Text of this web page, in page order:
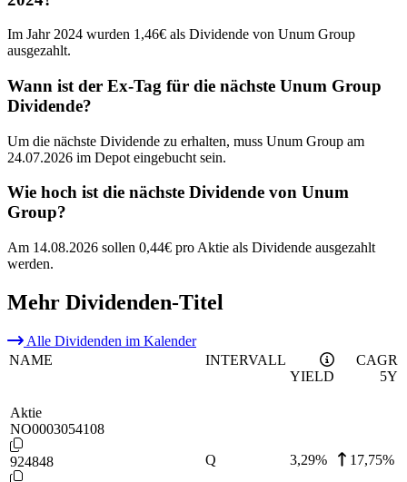
Im Jahr 2024 wurden 1,46€ als Dividende von Unum Group
ausgezahlt.
Wann ist der Ex-Tag für die nächste Unum Group
Dividende?
Um die nächste Dividende zu erhalten, muss Unum Group am
24.07.2026 im Depot eingebucht sein.
Wie hoch ist die nächste Dividende von Unum
Group?
Am 14.08.2026 sollen 0,44€ pro Aktie als Dividende ausgezahlt
werden.
Mehr Dividenden-Titel
Alle Dividenden im Kalender
NAME
INTERVALL
YIELD
CAGR
5Y
Aktie
NO0003054108
924848 Q 3,29% 17,75%